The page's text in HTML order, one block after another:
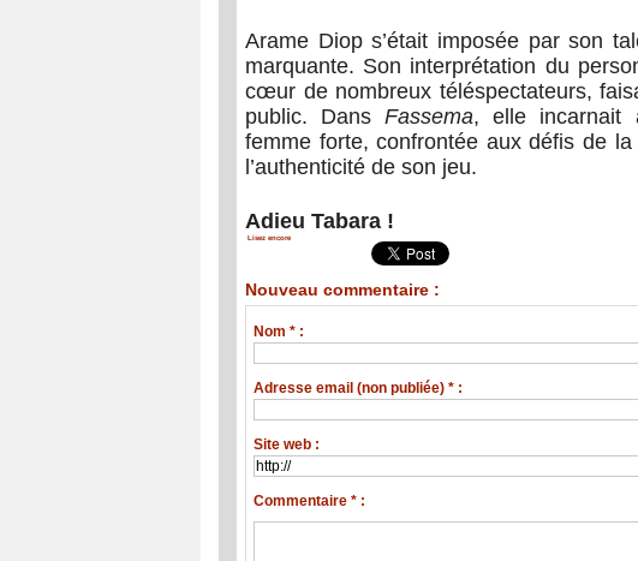
Arame Diop s’était imposée par son
marquante. Son interprétation du
cœur de nombreux téléspectateurs,
public. DansFassema, elle incarnait
femme forte, confrontée aux défis de
l’authenticité de son jeu.
Adieu Tabara !
Lisez encore
Nouveau commentaire :
Nom * :
Adresse email (non publiée) * :
Site web :
Commentaire * :